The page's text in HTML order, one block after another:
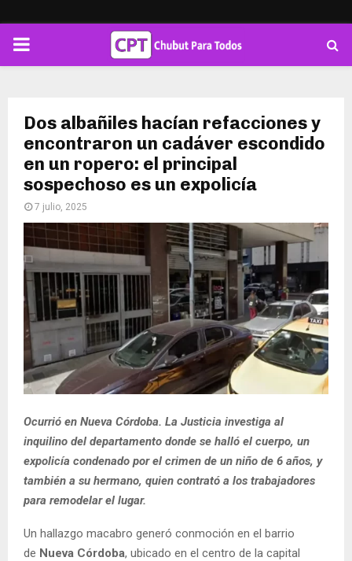
PRIMARY
Dos albañiles hacían refacciones y
encontraron un cadáver escondido
en un ropero: el principal
sospechoso es un expolicía
7 julio, 2025
Ocurrió en Nueva Córdoba. La Justicia investiga al
inquilino del departamento donde se halló el cuerpo, un
expolicía condenado por el crimen de un niño de 6 años, y
también a su hermano, quien contrató a los trabajadores
para remodelar el lugar.
Un hallazgo macabro generó conmoción en el barrio
de Nueva Córdoba, ubicado en el centro de la capital